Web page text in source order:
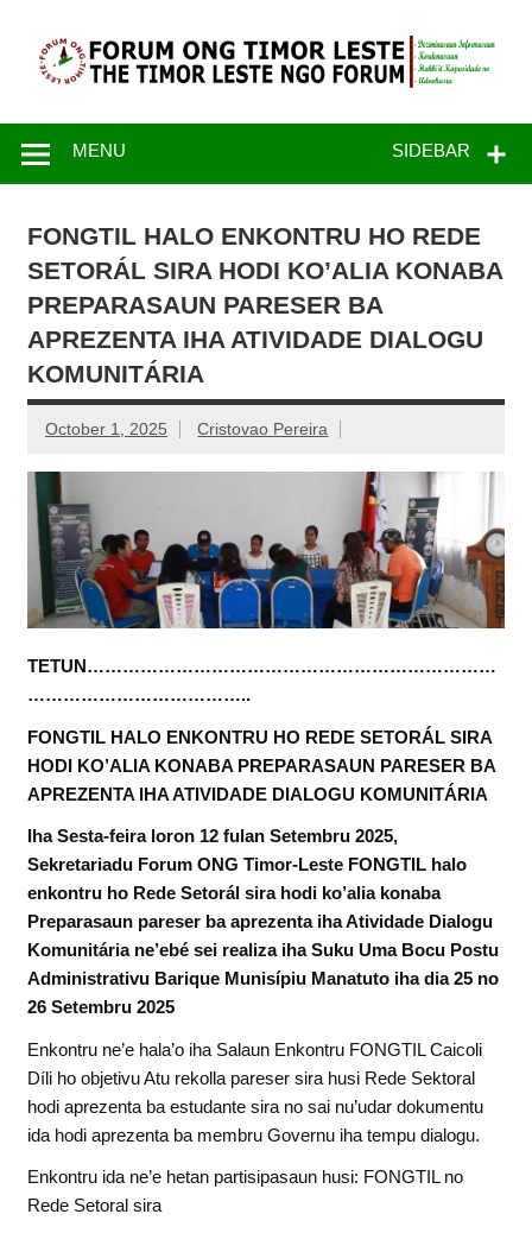
content
Forum ONG
Timor – Leste
SIDEBAR
MENU
FONGTIL HALO ENKONTRU HO REDE
SETORÁL SIRA HODI KO’ALIA KONABA
PREPARASAUN PARESER BA
APREZENTA IHA ATIVIDADE DIALOGU
KOMUNITÁRIA
October 1, 2025 Cristovao Pereira
TETUN……………………………………………………………
………………………………..
FONGTIL HALO ENKONTRU HO REDE SETORÁL SIRA
HODI KO’ALIA KONABA PREPARASAUN PARESER BA
APREZENTA IHA ATIVIDADE DIALOGU KOMUNITÁRIA
Iha Sesta-feira loron 12 fulan Setembru 2025,
Sekretariadu Forum ONG Timor-Leste FONGTIL halo
enkontru ho Rede Setorál sira hodi ko’alia konaba
Preparasaun pareser ba aprezenta iha Atividade Dialogu
Komunitária ne’ebé sei realiza iha Suku Uma Bocu Postu
Administrativu Barique Munisípiu Manatuto iha dia 25 no
26 Setembru 2025
Enkontru ne’e hala’o iha Salaun Enkontru FONGTIL Caicoli
Díli ho objetivu Atu rekolla pareser sira husi Rede Sektoral
hodi aprezenta ba estudante sira no sai nu’udar dokumentu
ida hodi aprezenta ba membru Governu iha tempu dialogu.
Enkontru ida ne’e hetan partisipasaun husi: FONGTIL no
Rede Setoral sira